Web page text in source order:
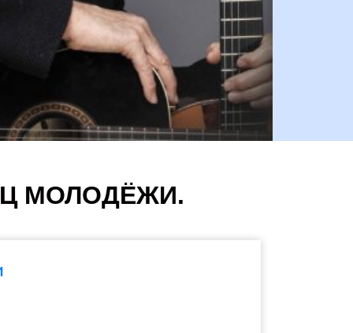
МОЛОДЁЖИ.